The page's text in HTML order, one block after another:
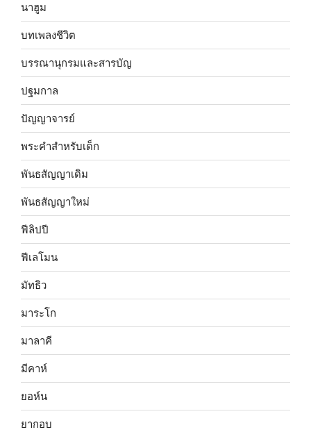
นาฮูม
บทเพลงชีวิต
บรรณานุกรมและสารบัญ
ปฐมกาล
ปัญญาจารย์
พระคำสำหรับเด็ก
พันธสัญญาเดิม
พันธสัญญาใหม่
ฟีลิปปี
ฟีเลโมน
มัทธิว
มาระโก
มาลาคี
มีคาห์
ยอห์น
ยากอบ